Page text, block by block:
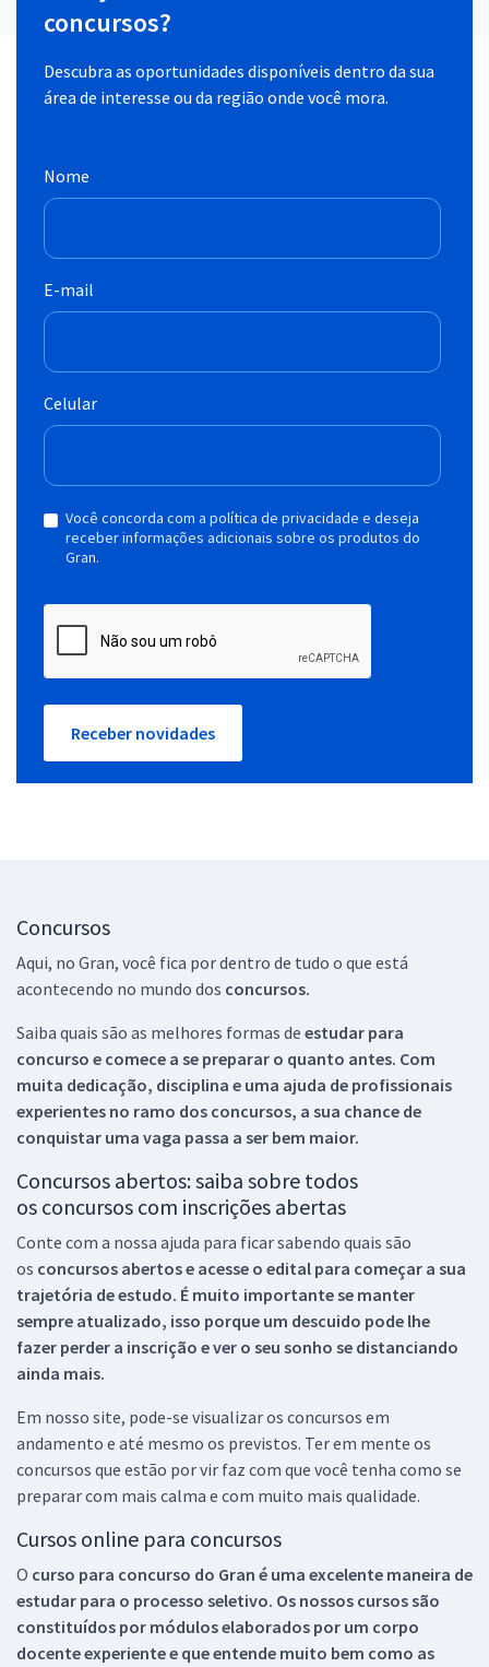
concursos?
Descubra as oportunidades disponíveis dentro da sua
área de interesse ou da região onde você mora.
Nome
E-mail
Celular
Você concorda com a política de privacidade e deseja
receber informações adicionais sobre os produtos do
Gran.
Receber novidades
Concursos
Aqui, no Gran, você fica por dentro de tudo o que está
acontecendo no mundo dos concursos.
Saiba quais são as melhores formas de estudar para
concurso e comece a se preparar o quanto antes. Com
muita dedicação, disciplina e uma ajuda de profissionais
experientes no ramo dos concursos, a sua chance de
conquistar uma vaga passa a ser bem maior.
Concursos abertos: saiba sobre todos
os concursos com inscrições abertas
Conte com a nossa ajuda para ficar sabendo quais são
os concursos abertos e acesse o edital para começar a sua
trajetória de estudo. É muito importante se manter
sempre atualizado, isso porque um descuido pode lhe
fazer perder a inscrição e ver o seu sonho se distanciando
ainda mais.
Em nosso site, pode-se visualizar os concursos em
andamento e até mesmo os previstos. Ter em mente os
concursos que estão por vir faz com que você tenha como se
preparar com mais calma e com muito mais qualidade.
Cursos online para concursos
O curso para concurso do Gran é uma excelente maneira de
estudar para o processo seletivo. Os nossos cursos são
constituídos por módulos elaborados por um corpo
docente experiente e que entende muito bem como as